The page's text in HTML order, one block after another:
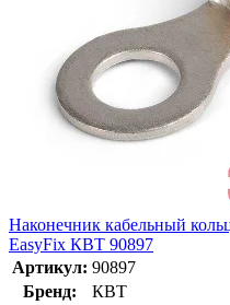
Наконечник кабельный
EasyFix КВТ 90897
Артикул: 90897
Бренд:
КВТ